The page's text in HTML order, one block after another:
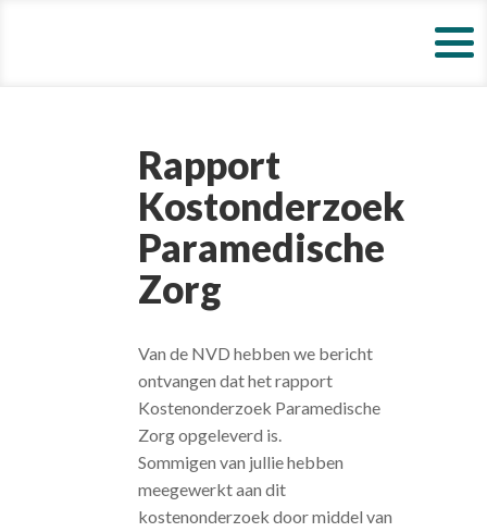
Rapport
Kostonderzoek
Paramedische
Zorg
Van de NVD hebben we bericht
ontvangen dat het rapport
Kostenonderzoek Paramedische
Zorg opgeleverd is.
Sommigen van jullie hebben
meegewerkt aan dit
kostenonderzoek door middel van